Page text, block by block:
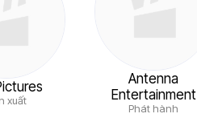
xuất
Antenna
Entertainment
Phát hành